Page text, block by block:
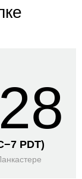
7 PDT)